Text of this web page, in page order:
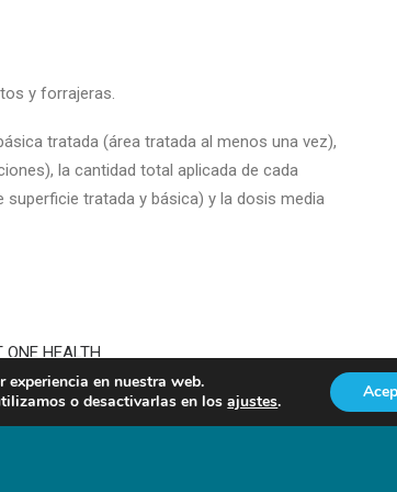
y forrajeras.
tratada (área tratada al menos una vez),
la cantidad total aplicada de cada
tratada y básica) y la dosis media
HEALTH
en nuestra web.
o desactivarlas en losajustes.